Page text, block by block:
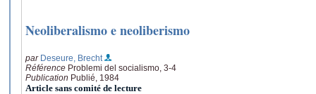
Neoliberalismo e neoliberismo
par Deseure, Brecht
Référence Problemi del socialismo, 3-4
Publication Publié, 1984
Article sans comité de lecture